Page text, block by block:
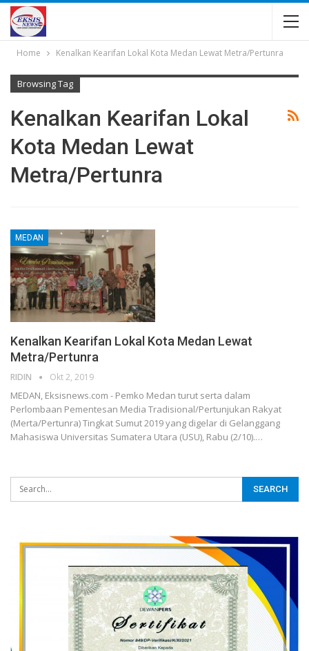
Home Kenalkan Kearifan Lokal Kota Medan Lewat Metra/Pertunra
Browsing Tag
Kenalkan Kearifan Lokal
Kota Medan Lewat
Metra/Pertunra
MEDAN
Kenalkan Kearifan Lokal Kota Medan Lewat
Metra/Pertunra
RIDIN Okt 2, 2019
MEDAN, Eksisnews.com - Pemko Medan turut serta dalam
Perlombaan Pementesan Media Tradisional/Pertunjukan Rakyat
(Merta/Pertunra) Tingkat Sumut 2019 yang digelar di Gelanggang
Mahasiswa Universitas Sumatera Utara (USU), Rabu (2/10).…